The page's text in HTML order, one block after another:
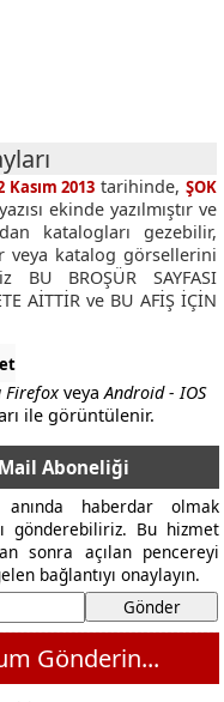
Kasım 2013 tarihinde, ŞOK
yazısı ekinde yazılmıştır ve
katalogları gezebilir,
veya katalog görsellerini
BROŞÜR SAYFASI
AİTTİR ve BU AFİŞ İÇİN
Firefox veyaAndroid - IOS
ile görüntülenir.
Aboneliği
anında haberdar olmak
gönderebiliriz. Bu hizmet
sonra açılan pencereyi
bağlantıyı onaylayın.
Gönderin...